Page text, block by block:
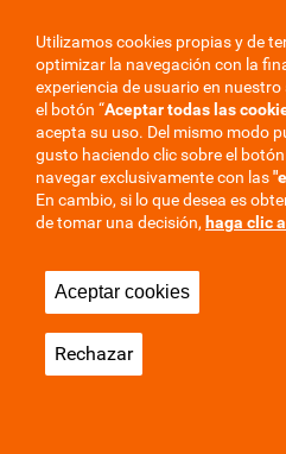
Utilizamos cookies propias y de
optimizar la navegación con la
experiencia de usuario en
el botón “Aceptar todas las
acepta su uso. Del mismo modo
gusto haciendo clic sobre el botón
navegar exclusivamente con las
En cambio, si lo que desea es
de tomar una decisión, haga clic
Aceptar cookies
Rechazar